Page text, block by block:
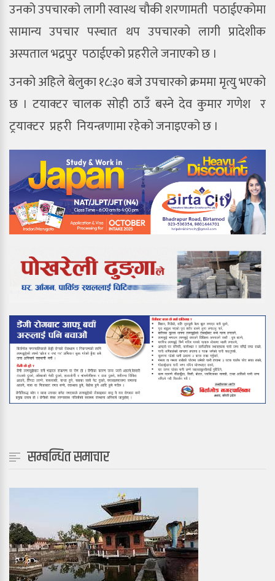
उनको उपचारको लागी स्वास्थ चौकी शरणामती पठाईएकोमा
सामान्य उपचार पस्चात थप उपचारको लागी प्रादेशीक
अस्पताल भद्रपुर पठाईएको प्रहरीले जनाएको छ ।
उनको अहिले बेलुका १८:३० बजे उपचारको क्रममा मृत्यु भएको
छ । टयाक्टर चालक सोही ठाउँ बस्ने देव कुमार गणेश र
ट्रयाक्टर प्रहरी नियन्त्रणामा रहेको जनाइएको छ ।
सम्बन्धित समाचार